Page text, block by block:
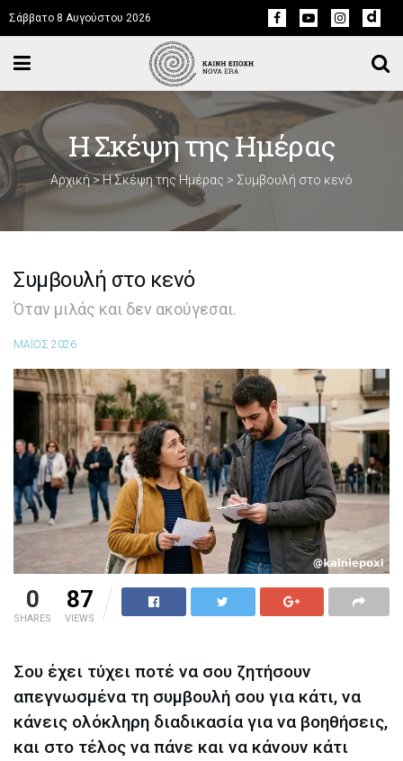
Σάββατο 8 Αυγούστου 2026
Η Σκέψη της Ημέρας
Αρχική >Η Σκέψη της Ημέρας > Συμβουλή στο κενό
Συμβουλή στο κενό
Όταν μιλάς και δεν ακούγεσαι.
ΜΑΪΟΣ 2026
0
SHARES
87
VIEWS
Σου έχει τύχει ποτέ να σου ζητήσουν
απεγνωσμένα τη συμβουλή σου για κάτι, να
κάνεις ολόκληρη διαδικασία για να βοηθήσεις,
και στο τέλος να πάνε και να κάνουν κάτι